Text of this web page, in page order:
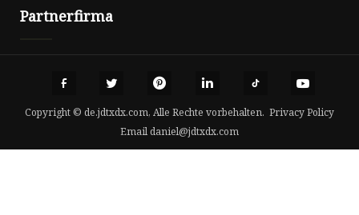
Partnerfirma
Copyright © de.jdtxdx.com, Alle Rechte vorbehalten. Privacy Policy
Emaildaniel@jdtxdx.com